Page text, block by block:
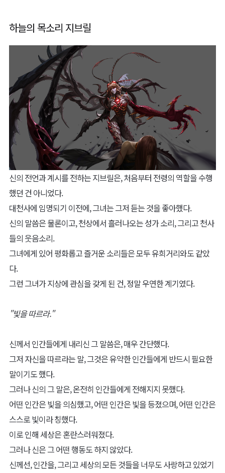
하늘의 목소리 지브릴
신의 전언과 계시를 전하는 지브릴은, 처음부터 전령의 역할을 수행
했던 건 아니었다.
대천사에 임명되기 이전에, 그녀는 그저 듣는 것을 좋아했다.
신의 말씀은 물론이고, 천상에서 흘러나오는 성가 소리, 그리고 천사
들의 웃음소리.
그녀에게 있어 평화롭고 즐거운 소리들은 모두 유희거리와도 같았
다.
그런 그녀가 지상에 관심을 갖게 된 건, 정말 우연한 계기였다.
"빛을 따르라."
신께서 인간들에게 내리신 그 말씀은, 매우 간단했다.
그저 자신을 따르라는 말, 그것은 유약한 인간들에게 반드시 필요한
말이기도 했다.
그러나 신의 그 말은, 온전히 인간들에게 전해지지 못했다.
어떤 인간은 빛을 의심했고, 어떤 인간은 빛을 등졌으며, 어떤 인간은
스스로 빛이라 칭했다.
이로 인해 세상은 혼란스러워졌다.
그러나 신은 그 어떤 행동도 하지 않았다.
신께선, 인간을, 그리고 세상의 모든 것들을 너무도 사랑하고 있었기